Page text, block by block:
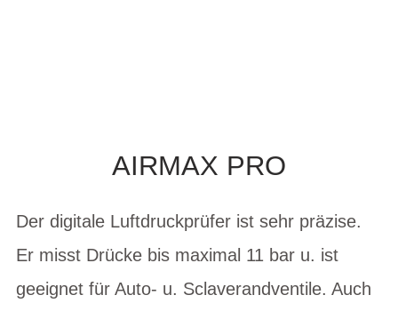
AIRMAX PRO
Der digitale Luftdruckprüfer ist sehr präzise.
Er misst Drücke bis maximal 11 bar u. ist
geeignet für Auto- u. Sclaverandventile. Auch